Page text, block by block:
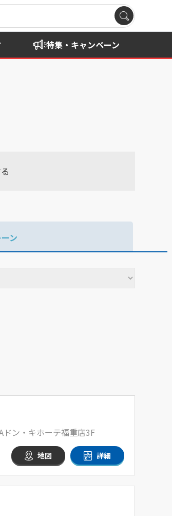
特集・キャンペーン
ン
ドン・キホーテ福重店3F
地図 詳細